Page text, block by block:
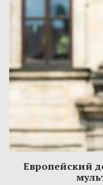
Европейский